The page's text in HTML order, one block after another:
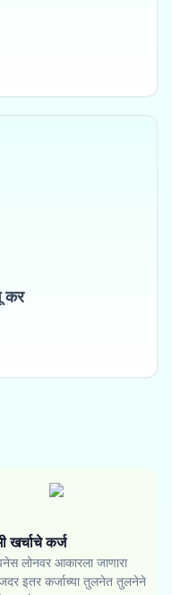
कर
खर्चाचे कर्ज
लोनवर आकारला जाणारा
इतर कर्जाच्या तुलनेत तुलनेने